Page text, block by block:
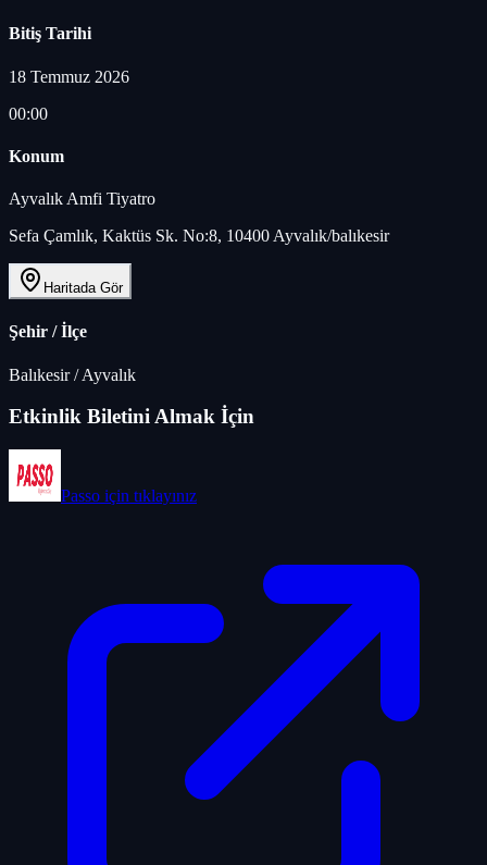
Bitiş Tarihi
18 Temmuz 2026
00:00
Konum
Ayvalık Amfi Tiyatro
Sefa Çamlık, Kaktüs Sk. No:8, 10400 Ayvalık/balıkesir
Haritada Gör
Şehir / İlçe
Balıkesir/Ayvalık
Etkinlik Biletini Almak İçin
Passo için tıklayınız